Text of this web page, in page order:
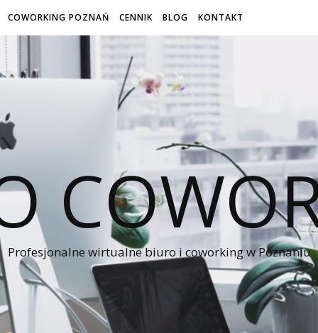
COWORKING POZNAŃ CENNIK BLOG KONTAKT
Profesjonalne wirtualne biuro i coworking w Poznaniu